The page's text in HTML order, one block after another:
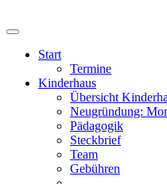
Start
Termine
Kinderhaus
Übersicht
Neugründung:
Pädagogik
Steckbrief
Team
Gebühren